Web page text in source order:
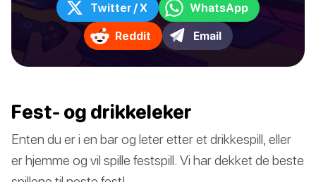
Twitter / X WhatsApp
Reddit Email
Fest- og drikkeleker
Enten du er i en bar og leter etter et drikkespill, eller
er hjemme og vil spille festspill. Vi har dekket de beste